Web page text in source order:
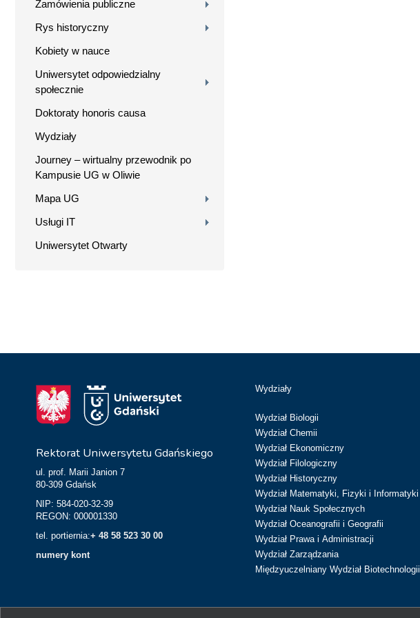
Zamówienia publiczne
Rys historyczny
Kobiety w nauce
Uniwersytet odpowiedzialny
społecznie
Doktoraty honoris causa
Wydziały
Journey – wirtualny przewodnik po
Kampusie UG w Oliwie
Mapa UG
Usługi IT
Uniwersytet Otwarty
Rektorat Uniwersytetu Gdańskiego
ul. prof. Marii Janion 7
80-309 Gdańsk
NIP: 584-020-32-39
REGON: 000001330
tel. portiernia:+ 48 58 523 30 00
numery kont
Wydziały
Wydział Biologii
Wydział Chemii
Wydział Ekonomiczny
Wydział Filologiczny
Wydział Historyczny
Wydział Matematyki, Fizyki i Informatyki
Wydział Nauk Społecznych
Wydział Oceanografii i Geografii
Wydział Prawa i Administracji
Wydział Zarządzania
Międzyuczelniany Wydział Biotechnologii